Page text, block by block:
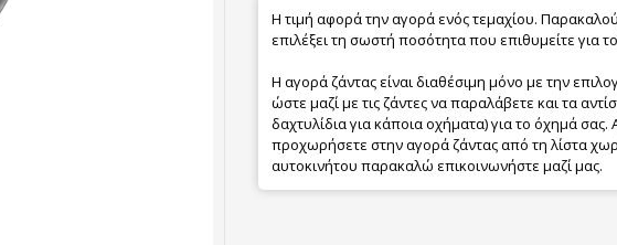
Η τιμή αφορά την αγορά ενός τεμαχίου.
επιλέξει τη σωστή ποσότητα που επιθυμείτε για
Η αγορά ζάντας είναι διαθέσιμη μόνο με την
ώστε μαζί με τις ζάντες να παραλάβετε και τα
δαχτυλίδια για κάποια οχήματα) για το όχημά σας.
προχωρήσετε στην αγορά ζάντας από τη λίστα
αυτοκινήτου παρακαλώ επικοινωνήστε μαζί μας.